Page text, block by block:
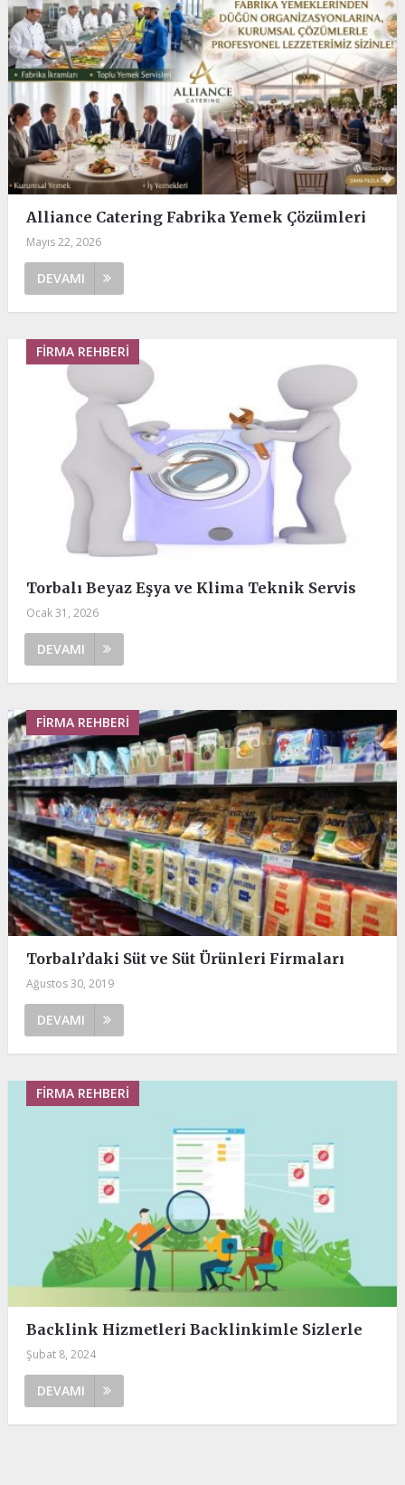
Alliance Catering Fabrika Yemek Çözümleri
Mayıs 22, 2026
DEVAMI
FIRMA REHBERI
Torbalı Beyaz Eşya ve Klima Teknik Servis
Ocak 31, 2026
DEVAMI
FIRMA REHBERI
Torbalı’daki Süt ve Süt Ürünleri Firmaları
Ağustos 30, 2019
DEVAMI
FIRMA REHBERI
Backlink Hizmetleri Backlinkimle Sizlerle
Şubat 8, 2024
DEVAMI